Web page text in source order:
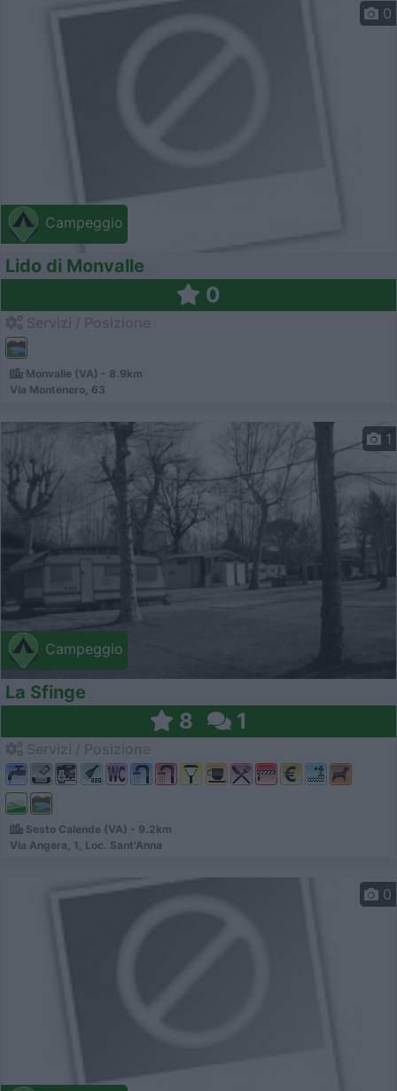
Campeggio
0
Lido di Monvalle
0
Monvalle (VA) - 8.9km
Via Montenero, 63
Campeggio
1
La Sfinge
8 1
Sesto Calende (VA) - 9.2km
Via Angera, 1, Loc. Sant'Anna
0